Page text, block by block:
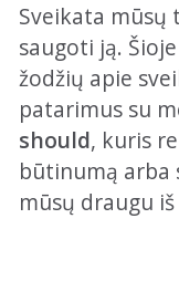
Sveikata
saugoti ją.
žodžių apie
patarimus su
should, kuris
būtinumą arba
mūsų draugu